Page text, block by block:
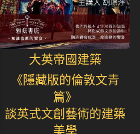
大英帝國建築
《隱藏版的倫敦文青
篇》
談英式文創藝術的建築
美學